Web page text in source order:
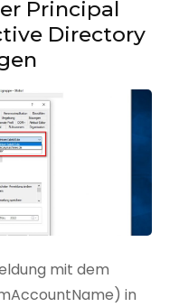
Principal
Directory
mit dem
in